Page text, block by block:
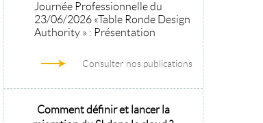
Journée Professionnelle du
23/06/2026 «Table Ronde Design
Authority » : Présentation
Consulter nos publications
Comment définir et lancer la
Architecture